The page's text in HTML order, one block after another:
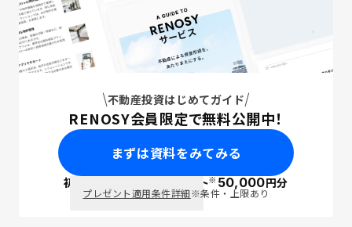
不動産投資はじめてガイド
RENOSY会員限定で無料公開中！
まずは資料をみてみる
初回面談で ポイント※50,000円分
プレゼント適用条件詳細※条件・上限あり